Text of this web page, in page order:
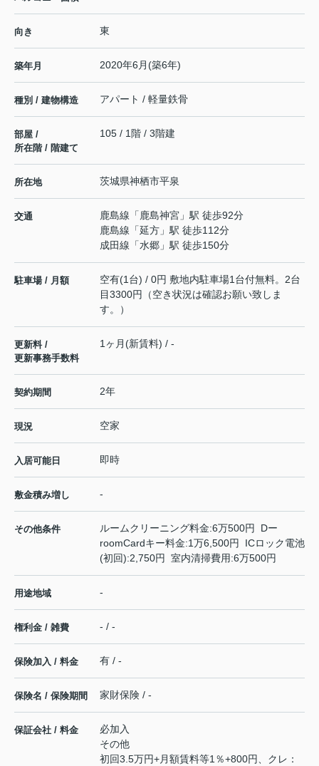
向き 東
築年月 2020年6月(築6年)
種別 / 建物構造 アパート / 軽量鉄骨
部屋 /
所在階 / 階建て
105 / 1階 / 3階建
所在地 茨城県神栖市平泉
交通 鹿島線 「 鹿島神宮 」駅 徒歩92分
鹿島線 「延方 」駅 徒歩112分
成田線 「水郷 」駅 徒歩150分
駐車場 / 月額
空有(1台) / 0円 敷地内駐車場1台付無料。2台
目3300円（空き状況は確認お願い致しま
す。）
更新料 /
更新事務手数料
1ヶ月(新賃料) / -
契約期間 2年
現況 空家
入居可能日 即時
敷金積み増し -
その他条件
ルームクリーニング料金:6万500円 Dー
roomCardキー料金:1万6,500円 ICロック電池
(初回):2,750円 室内清掃費用:6万500円
用途地域 -
権利金 / 雑費 - / -
保険加入 / 料金 有 / -
保険名 / 保険期間 家財保険 / -
保証会社 / 料金
必加入
その他
初回3.5万円+月額賃料等1％+800円、クレ：